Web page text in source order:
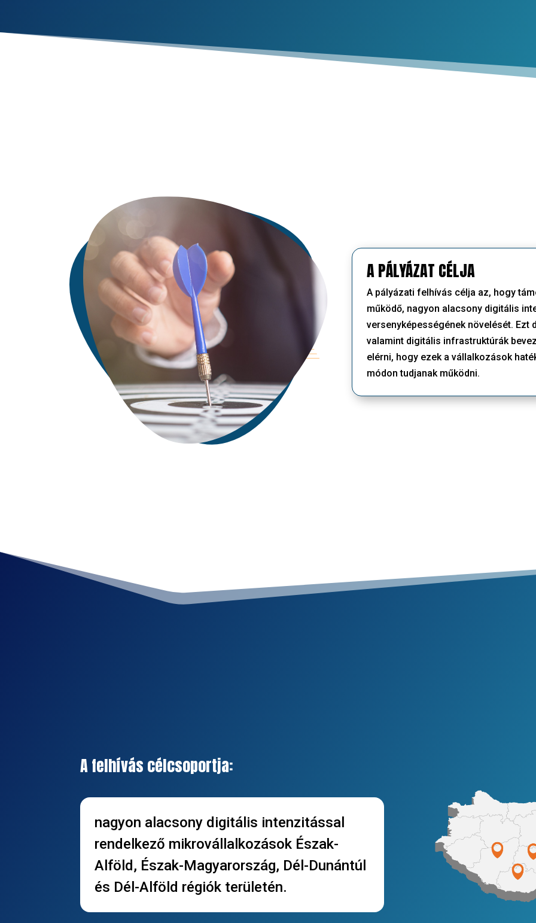
A PÁLYÁZAT CÉLJA
A pályázati felhívás célja az, hogy
működő, nagyon alacsony digitális
versenyképességének növelését.
valamint digitális infrastruktúrák
elérni, hogy ezek a vállalkozások
módon tudjanak működni​.
A felhívás célcsoportja:
nagyon alacsony digitális intenzitással
rendelkező mikrovállalkozások Észak-
Alföld, Észak-Magyarország, Dél-Dunántúl
és Dél-Alföld régiók területén.